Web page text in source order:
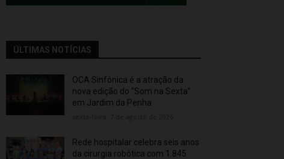
ÚLTIMAS NOTÍCIAS
OCA Sinfônica é a atração da
nova edição do “Som na Sexta”
em Jardim da Penha
Rede hospitalar celebra seis anos
da cirurgia robótica com 1.845